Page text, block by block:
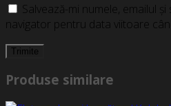
Salvează-mi numele, emailul
navigator pentru data viitoare
Produse similare